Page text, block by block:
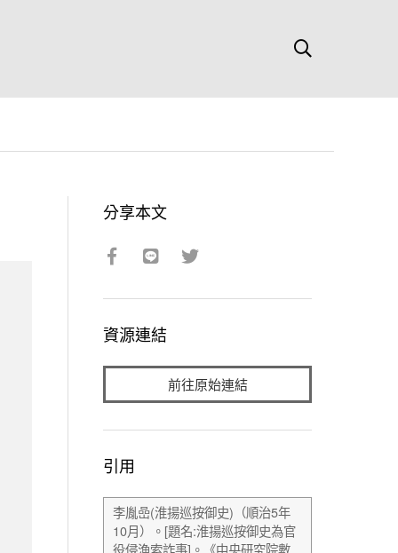
分享本文
資源連結
前往原始連結
引用